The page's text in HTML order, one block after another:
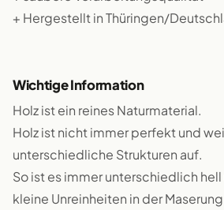
+ Hergestellt in Thüringen/
Wichtige Information
Holz ist ein reines Naturmaterial.
Holz ist nicht immer perfekt und
unterschiedliche Strukturen auf.
So ist es immer unterschiedlich hell
kleine Unreinheiten in der